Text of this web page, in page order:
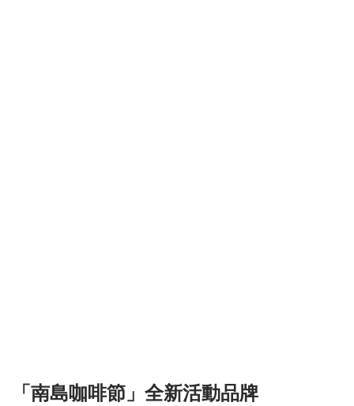
「南島咖啡節」全新活動品牌